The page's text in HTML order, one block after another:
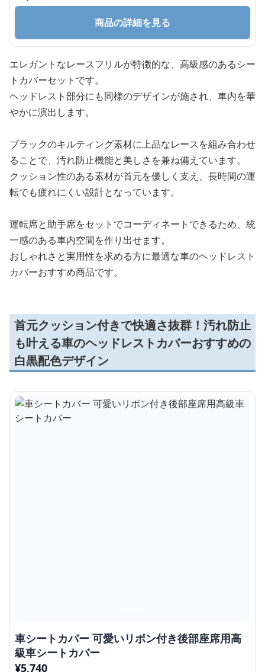
商品の詳細を見る
エレガントなレースフリルが特徴的な、高級感のあるシー
トカバーセットです。
ヘッドレスト部分にも同様のデザインが施され、車内を華
やかに演出します。
ブラックのキルティング素材に上品なレースを組み合わせ
ることで、汚れ防止機能と美しさを兼ね備えています。
クッション性のある素材が首元を優しく支え、長時間の運
転でも疲れにくい設計となっています。
運転席と助手席をセットでコーディネートできるため、統
一感のある車内空間を作り出せます。
おしゃれさと実用性を求める方に最適な車のヘッドレスト
カバーおすすめ商品です。
首元クッション付きで快適さ抜群！汚れ防止
も叶える車のヘッドレストカバーおすすめの
白黒配色デザイン
車シートカバー 可愛いリボン付き後部座席用高
級車シートカバー
¥5,740